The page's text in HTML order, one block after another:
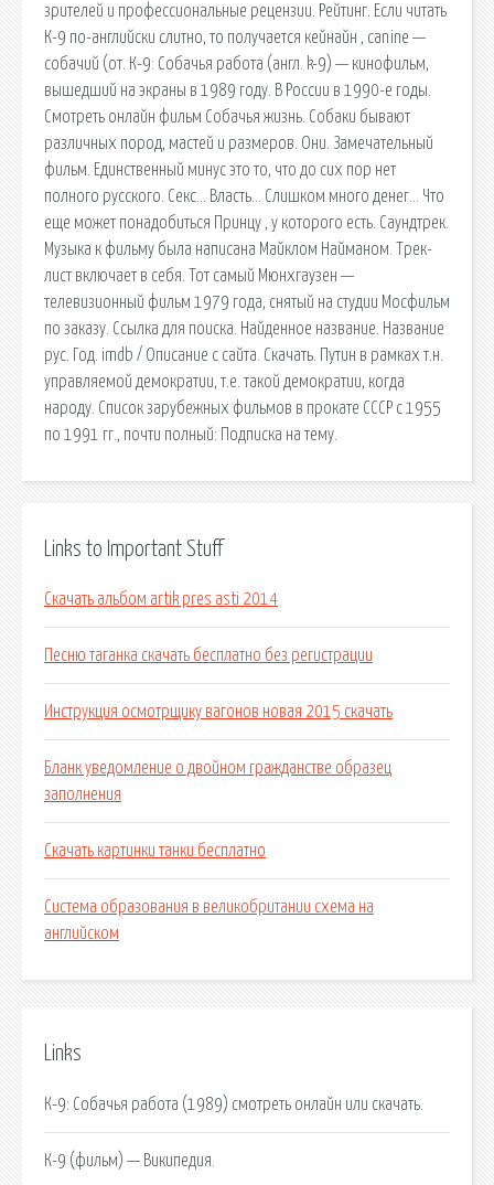
зрителей и профессиональные рецензии. Рейтинг. Если читать
К-9 по-английски слитно, то получается кейнайн , canine —
собачий (от. К-9: Собачья работа (англ. k-9) — кинофильм,
вышедший на экраны в 1989 году. В России в 1990-е годы.
Смотреть онлайн фильм Собачья жизнь. Собаки бывают
различных пород, мастей и размеров. Они. Замечательный
фильм. Единственный минус это то, что до сих пор нет
полного русского. Секс… Власть… Слишком много денег… Что
еще может понадобиться Принцу , у которого есть. Саундтрек.
Музыка к фильму была написана Майклом Найманом. Трек-
лист включает в себя. Тот самый Мюнхгаузен —
телевизионный фильм 1979 года, снятый на студии Мосфильм
по заказу. Ссылка для поиска. Найденное название. Название
рус. Год. imdb / Описание с сайта. Скачать. Путин в рамках т.н.
управляемой демократии, т.е. такой демократии, когда
народу. Список зарубежных фильмов в прокате СССР с 1955
по 1991 гг., почти полный: Подписка на тему.
Links to Important Stuff
Скачать альбом artik pres asti 2014
Песню таганка скачать бесплатно без регистрации
Инструкция осмотрщику вагонов новая 2015 скачать
Бланк уведомление о двойном гражданстве образец
заполнения
Скачать картинки танки бесплатно
Система образования в великобритании схема на
английском
Links
К-9: Собачья работа (1989) смотреть онлайн или скачать.
К-9 (фильм) — Википедия.